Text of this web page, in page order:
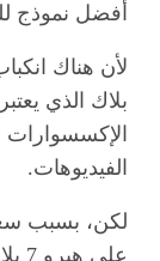
أفضل نموذج
بلاك الذي
الإكسسوارات
الفيديوهات.
لكن، بسبب
على هيرو 7 بلاك.